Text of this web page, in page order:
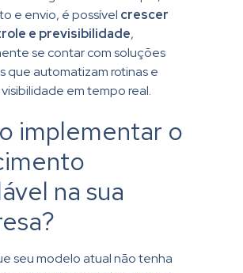
e envio, é possível crescer
e previsibilidade,
se contar com soluções
que automatizam rotinas e
em tempo real.
implementar o
na sua
seu modelo atual não tenha